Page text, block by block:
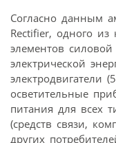
Согласно данным
Rectifier, одного из
элементов
электрической
электродвигатели
осветительные
питания для всех
(средств связи,
других